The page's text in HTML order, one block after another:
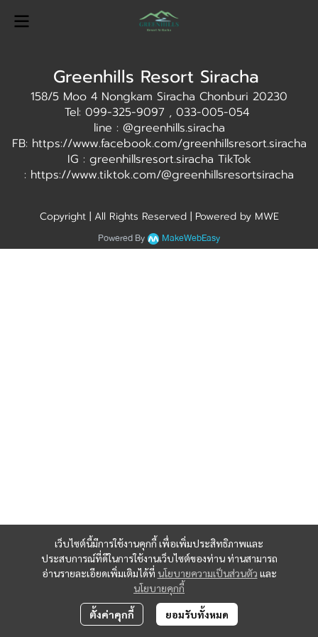
เว็บไซต์นี้มีการใช้งานคุกกี้ เพื่อเพิ่มประสิทธิภาพและ
ประสบการณ์ที่ดีในการใช้งานเว็บไซต์ของท่าน ท่านสามารถ
อ่านรายละเอียดเพิ่มเติมได้ที่ นโยบายความเป็นส่วนตัว และ
นโยบายคุกกี้
ตั้งค่าคุกกี้ ยอมรับทั้งหมด
Greenhills Resort Siracha
158/5 Moo 4 Nongkam Siracha Chonburi 20230
Tel: 099-325-9097 , 033-005-054
line : @greenhills.siracha
FB: https://www.facebook.com/greenhillsresort.siracha
IG : greenhillsresort.siracha TikTok
: https://www.tiktok.com/@greenhillsresortsiracha
Copyright | All Rights Reserved | Powered by MWE
Powered By MakeWebEasy